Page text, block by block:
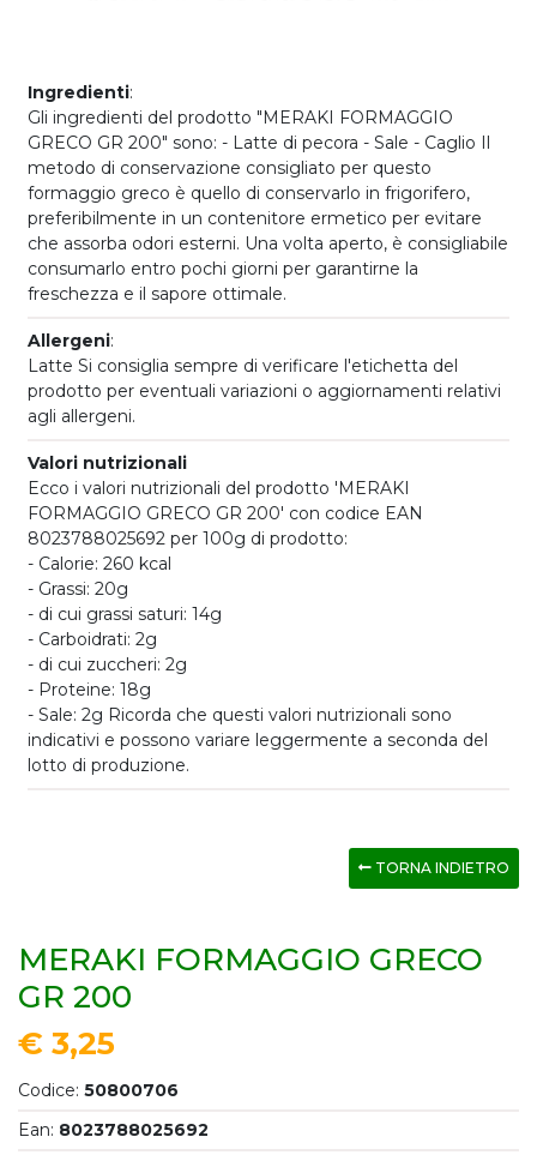
Ingredienti:
Gli ingredienti del prodotto "MERAKI FORMAGGIO
GRECO GR 200" sono: - Latte di pecora - Sale - Caglio Il
metodo di conservazione consigliato per questo
formaggio greco è quello di conservarlo in frigorifero,
preferibilmente in un contenitore ermetico per evitare
che assorba odori esterni. Una volta aperto, è consigliabile
consumarlo entro pochi giorni per garantirne la
freschezza e il sapore ottimale.
Allergeni:
Latte Si consiglia sempre di verificare l'etichetta del
prodotto per eventuali variazioni o aggiornamenti relativi
agli allergeni.
Valori nutrizionali
Ecco i valori nutrizionali del prodotto 'MERAKI
FORMAGGIO GRECO GR 200' con codice EAN
8023788025692 per 100g di prodotto:
- Calorie: 260 kcal
- Grassi: 20g
- di cui grassi saturi: 14g
- Carboidrati: 2g
- di cui zuccheri: 2g
- Proteine: 18g
- Sale: 2g Ricorda che questi valori nutrizionali sono
indicativi e possono variare leggermente a seconda del
lotto di produzione.
TORNA INDIETRO
MERAKI FORMAGGIO GRECO
GR 200
€ 3,25
Codice: 50800706
Ean: 8023788025692